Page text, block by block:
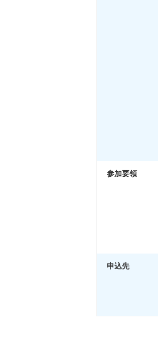
参加要領
申込先